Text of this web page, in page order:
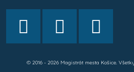
© 2016 - 2026 Magistrát mesta Košice.